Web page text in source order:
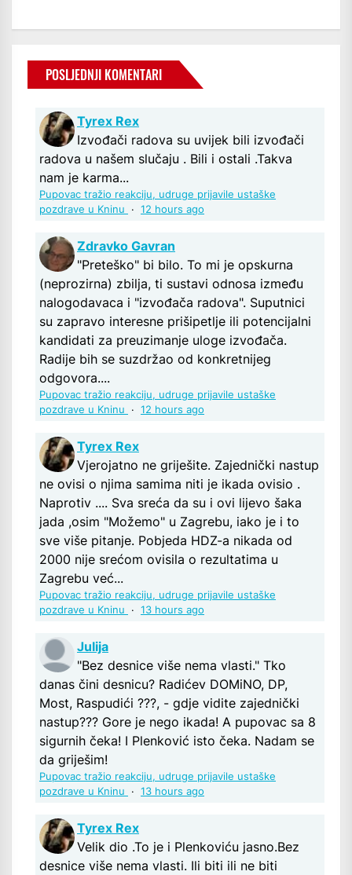
POSLJEDNJI KOMENTARI
Tyrex Rex
Izvođači radova su uvijek bili izvođači
radova u našem slučaju . Bili i ostali .Takva
nam je karma...
Pupovac tražio reakciju, udruge prijavile ustaške
pozdrave u Kninu
· 12 hours ago
Zdravko Gavran
"Preteško" bi bilo. To mi je opskurna
(neprozirna) zbilja, ti sustavi odnosa između
nalogodavaca i "izvođača radova". Suputnici
su zapravo interesne prišipetlje ili potencijalni
kandidati za preuzimanje uloge izvođača.
Radije bih se suzdržao od konkretnijeg
odgovora....
Pupovac tražio reakciju, udruge prijavile ustaške
pozdrave u Kninu
· 12 hours ago
Tyrex Rex
Vjerojatno ne griješite. Zajednički nastup
ne ovisi o njima samima niti je ikada ovisio .
Naprotiv .... Sva sreća da su i ovi lijevo šaka
jada ,osim "Možemo" u Zagrebu, iako je i to
sve više pitanje. Pobjeda HDZ-a nikada od
2000 nije srećom ovisila o rezultatima u
Zagrebu već...
Pupovac tražio reakciju, udruge prijavile ustaške
pozdrave u Kninu
· 13 hours ago
Julija
"Bez desnice više nema vlasti." Tko
danas čini desnicu? Radićev DOMiNO, DP,
Most, Raspudići ???, - gdje vidite zajednički
nastup??? Gore je nego ikada! A pupovac sa 8
sigurnih čeka! I Plenković isto čeka. Nadam se
da griješim!
Pupovac tražio reakciju, udruge prijavile ustaške
pozdrave u Kninu
· 13 hours ago
Tyrex Rex
Velik dio .To je i Plenkoviću jasno.Bez
desnice više nema vlasti. Ili biti ili ne biti